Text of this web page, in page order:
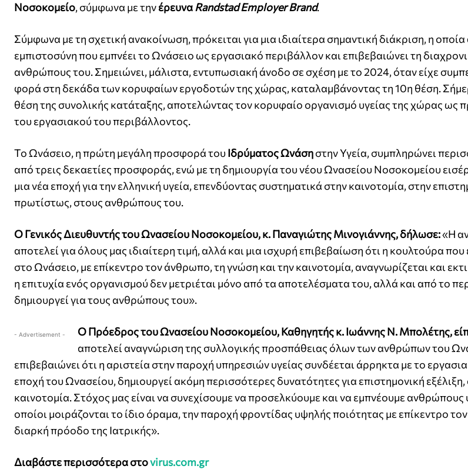
Νοσοκομείο, σύμφωνα με τηνέρευνα Randstad Employer Brand.
Σύμφωνα με τη σχετική ανακοίνωση, πρόκειται για μια ιδιαίτερα σημαντική διάκριση, η
εμπιστοσύνη που εμπνέει το Ωνάσειο ως εργασιακό περιβάλλον και επιβεβαιώνει τη
ανθρώπους του. Σημειώνει, μάλιστα, εντυπωσιακή άνοδο σε σχέση με το 2024, όταν είχε
φορά στη δεκάδα των κορυφαίων εργοδοτών της χώρας, καταλαμβάνοντας τη 10η θέση.
θέση της συνολικής κατάταξης, αποτελώντας τον κορυφαίο οργανισμό υγείας της χώρας ως
του εργασιακού του περιβάλλοντος.
Το Ωνάσειο, η πρώτη μεγάλη προσφορά τουΙδρύματος Ωνάσηστην Υγεία, συμπληρώνει
από τρεις δεκαετίες προσφοράς, ενώ με τη δημιουργία του νέου Ωνασείου Νοσοκομείου
μια νέα εποχή για την ελληνική υγεία, επενδύοντας συστηματικά στην καινοτομία, στην
πρωτίστως, στους ανθρώπους του.
Ο Γενικός Διευθυντής του Ωνασείου Νοσοκομείου, κ. Παναγιώτης Μινογιάννης, δήλωσε:«Η
αποτελεί για όλους μας ιδιαίτερη τιμή, αλλά και μια ισχυρή επιβεβαίωση ότι η κουλτούρα
στο Ωνάσειο, με επίκεντρο τον άνθρωπο, τη γνώση και την καινοτομία, αναγνωρίζεται και
η επιτυχία ενός οργανισμού δεν μετριέται μόνο από τα αποτελέσματα του, αλλά και από το
δημιουργεί για τους ανθρώπους του».
- Advertisement - Ο Πρόεδρος του Ωνασείου Νοσοκομείου, Καθηγητής κ. Ιωάννης Ν. Μπολέτης,
αποτελεί αναγνώριση της συλλογικής προσπάθειας όλων των ανθρώπων του
επιβεβαιώνει ότι η αριστεία στην παροχή υπηρεσιών υγείας συνδέεται άρρηκτα με το
εποχή του Ωνασείου, δημιουργεί ακόμη περισσότερες δυνατότητες για επιστημονική
καινοτομία. Στόχος μας είναι να συνεχίσουμε να προσελκύουμε και να εμπνέουμε ανθρώπους
οποίοι μοιράζονται το ίδιο όραμα, την παροχή φροντίδας υψηλής ποιότητας με επίκεντρο
διαρκή πρόοδο της Ιατρικής».
Διαβάστε περισσότερα στοvirus.com.gr